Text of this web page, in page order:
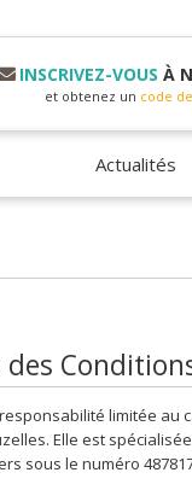
INSCRIVEZ-VOUS À
et obtenez un code
Actualités
responsabilité limitée
Elle est
sous le numéro